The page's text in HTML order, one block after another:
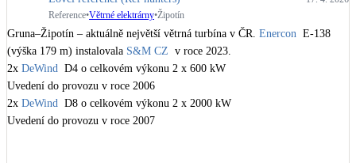
Kotle
Hlavní zdroje vytápění
Bateriové úložiště
Reference•Větrné elektrárny•Žipotín
Gruna–Žipotín – aktuálně největší větrná turbína v ČR. Enercon
  E-138
(výška 179 m) instalovala S&M CZ
  v roce 2023.
2x DeWind
  D4 o celkovém výkonu 2 x 600 kW
Uvedení do provozu v roce 2006
2x DeWind
  D8 o celkovém výkonu 2 x 2000 kW
Uvedení do provozu v roce 2007